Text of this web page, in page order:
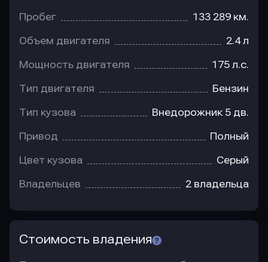
Пробег 133 289 км.
Объем двигателя 2.4 л
Мощность двигателя 175 л.с.
Тип двигателя Бензин
Тип кузова Внедорожник 5 дв.
Привод Полный
Цвет кузова Серый
Владельцев 2 владельца
Стоимость владения